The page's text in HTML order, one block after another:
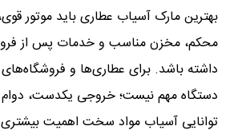
بهترین مارک آسیاب عطاری باید موتور
محکم، مخزن مناسب و خدمات پس از
داشته باشد. برای عطاری‌ها و
دستگاه مهم نیست؛ خروجی یکدست، دوام
توانایی آسیاب مواد سخت اهمیت بیشتری